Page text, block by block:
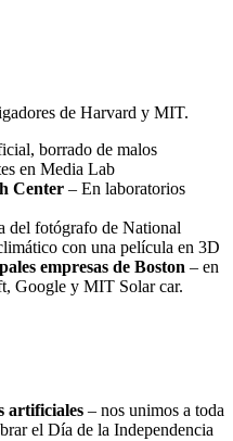
de Harvard y MIT.
borrado de malos
en Media Lab
Center – En laboratorios
del fotógrafo de National
con una película en 3D
empresas de Boston – en
Google y MIT Solar car.
artificiales – nos unimos a toda
el Día de la Independencia